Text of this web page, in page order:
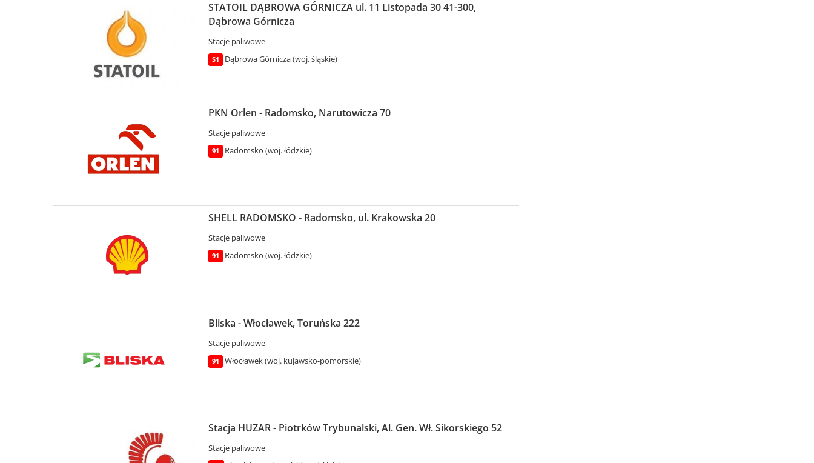
STATOIL DĄBROWA GÓRNICZA ul. 11 Listopada 30 41-300,
Dąbrowa Górnicza
Stacje paliwowe
S1 Dąbrowa Górnicza (woj. śląskie)
PKN Orlen - Radomsko, Narutowicza 70
Stacje paliwowe
91 Radomsko (woj. łódzkie)
SHELL RADOMSKO - Radomsko, ul. Krakowska 20
Stacje paliwowe
91 Radomsko (woj. łódzkie)
Bliska - Włocławek, Toruńska 222
Stacje paliwowe
91 Włocławek (woj. kujawsko-pomorskie)
Stacja HUZAR - Piotrków Trybunalski, Al. Gen. Wł. Sikorskiego 52
Stacje paliwowe